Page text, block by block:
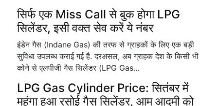
सिर्फ एक Miss Call से बुक होगा LPG
सिलेंडर, इसी वक्त सेव करें ये नंबर
इंडेन गैस (Indane Gas) की तरफ से ग्राहकों के लिए एक बड़ी
सुविधा उपलब्ध कराई गई है. दरअसल, अब ग्राहक देश के किसी भी
कोने से एलपीजी गैस सिलेंडर (LPG Gas…
LPG Gas Cylinder Price: सितंबर में
महंगा हुआ रसोई गैस सिलेंडर, आम आदमी को